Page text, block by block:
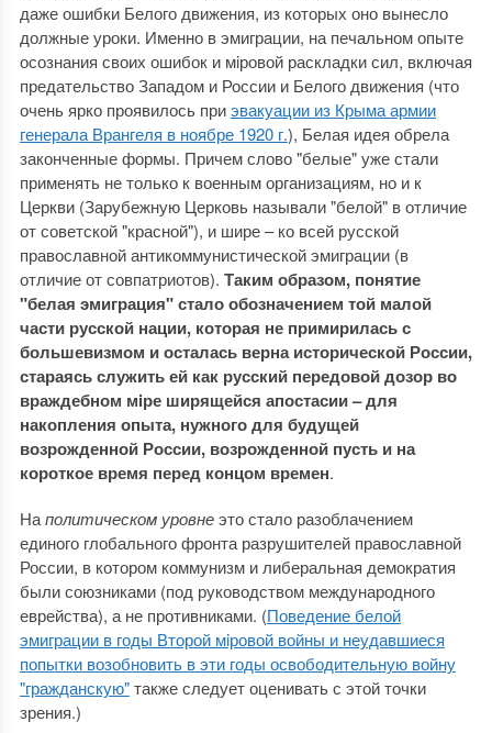
даже ошибки Белого движения, из которых оно вынесло
должные уроки. Именно в эмиграции, на печальном опыте
осознания своих ошибок и мiровой раскладки сил, включая
предательство Западом и России и Белого движения (что
очень ярко проявилось приэвакуации из Крыма армии
генерала Врангеля в ноябре 1920 г.), Белая идея обрела
законченные формы. Причем слово "белые" уже стали
применять не только к военным организациям, но и к
Церкви (Зарубежную Церковь называли "белой" в отличие
от советской "красной"), и шире – ко всей русской
православной антикоммунистической эмиграции (в
отличие от совпатриотов). Таким образом, понятие
"белая эмиграция" стало обозначением той малой
части русской нации, которая не примирилась с
большевизмом и осталась верна исторической России,
стараясь служить ей как русский передовой дозор во
враждебном мiре ширящейся апостасии – для
накопления опыта, нужного для будущей
возрожденной России, возрожденной пусть и на
короткое время перед концом времен.
Наполитическом уровнеэто стало разоблачением
единого глобального фронта разрушителей православной
России, в котором коммунизм и либеральная демократия
были союзниками (под руководством международного
еврейства), а не противниками. (Поведение белой
эмиграции в годы Второй мiровой войны и неудавшиеся
попытки возобновить в эти годы освободительную войну
"гражданскую"также следует оценивать с этой точки
зрения.)